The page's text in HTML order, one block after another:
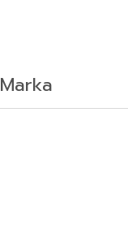
Marka